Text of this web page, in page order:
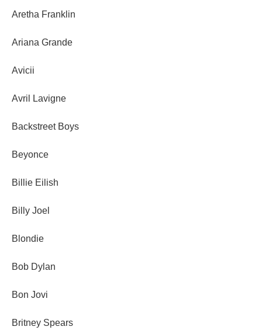
Aretha Franklin
Ariana Grande
Avicii
Avril Lavigne
Backstreet Boys
Beyonce
Billie Eilish
Billy Joel
Blondie
Bob Dylan
Bon Jovi
Britney Spears